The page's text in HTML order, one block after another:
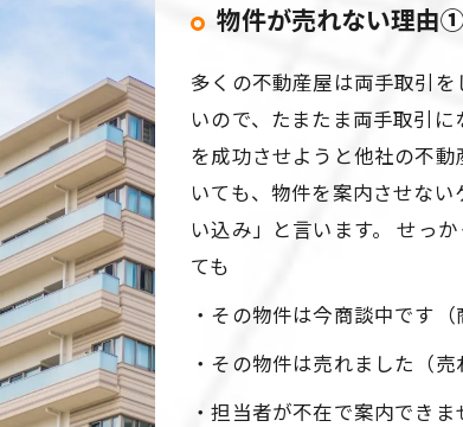
物件が売れない理由
多くの不動産屋は両手取引
いので、たまたま両手取引
を成功させようと他社の不
いても、物件を案内させな
い込み」と言います。 せっ
ても
・その物件は今商談中です（
・その物件は売れました（売
・担当者が不在で案内でき